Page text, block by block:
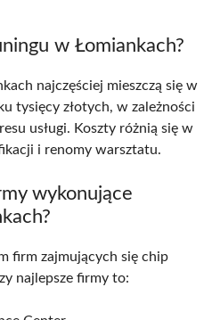
w Łomiankach?
najczęściej mieszczą się w
tysięcy złotych, w zależności
usługi. Koszty różnią się w
i renomy warsztatu.
wykonujące
firm zajmujących się chip
najlepsze firmy to: